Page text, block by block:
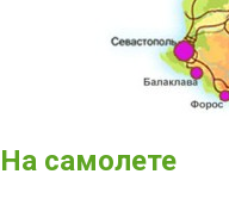
На самолете